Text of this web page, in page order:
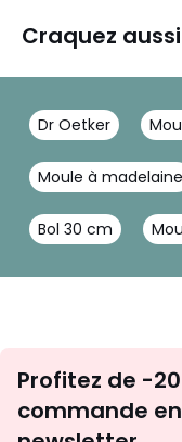
Craquez
Dr Oetker
Moule à madelaine
Bol 30 cm
Profitez de -
commande